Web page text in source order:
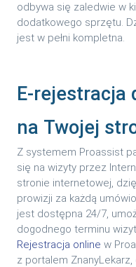
odbywa się zaledwie w
dodatkowego sprzętu.
jest w pełni kompletna.
E-rejestracja
na Twojej
Z systemem Proassist
się na wizyty przez
stronie internetowej,
prowizji za każdą
jest dostępna 24/7,
dogodnego terminu
Rejestracja online w
z portalem